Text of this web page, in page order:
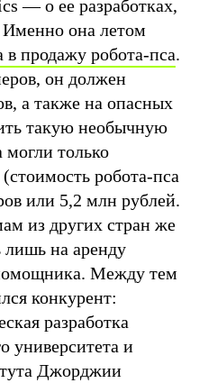
— о ее разработках,
Именно она летом
в продажу робота-пса.
он должен
а также на опасных
такую необычную
могли только
робота-пса
или 5,2 млн рублей.
из других стран же
лишь на аренду
Между тем
конкурент:
разработка
университета и
Джорджии